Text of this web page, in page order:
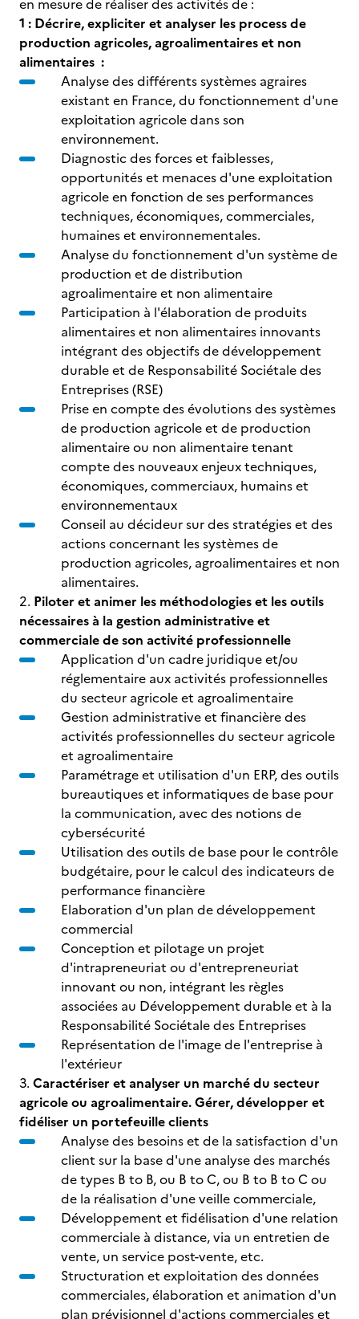
en mesure de réaliser des activités de :
1 : Décrire, expliciter et analyser les process de
production agricoles, agroalimentaires et non
alimentaires :
Analyse des différents systèmes agraires
existant en France, du fonctionnement d'une
exploitation agricole dans son
environnement.
Diagnostic des forces et faiblesses,
opportunités et menaces d'une exploitation
agricole en fonction de ses performances
techniques, économiques, commerciales,
humaines et environnementales.
Analyse du fonctionnement d'un système de
production et de distribution
agroalimentaire et non alimentaire
Participation à l'élaboration de produits
alimentaires et non alimentaires innovants
intégrant des objectifs de développement
durable et de Responsabilité Sociétale des
Entreprises (RSE)
Prise en compte des évolutions des systèmes
de production agricole et de production
alimentaire ou non alimentaire tenant
compte des nouveaux enjeux techniques,
économiques, commerciaux, humains et
environnementaux
Conseil au décideur sur des stratégies et des
actions concernant les systèmes de
production agricoles, agroalimentaires et non
alimentaires.
2. Piloter et animer les méthodologies et les outils
nécessaires à la gestion administrative et
commerciale de son activité professionnelle
Application d'un cadre juridique et/ou
réglementaire aux activités professionnelles
du secteur agricole et agroalimentaire
Gestion administrative et financière des
activités professionnelles du secteur agricole
et agroalimentaire
Paramétrage et utilisation d'un ERP, des outils
bureautiques et informatiques de base pour
la communication, avec des notions de
cybersécurité
Utilisation des outils de base pour le contrôle
budgétaire, pour le calcul des indicateurs de
performance financière
Elaboration d'un plan de développement
commercial
Conception et pilotage un projet
d'intrapreneuriat ou d'entrepreneuriat
innovant ou non, intégrant les règles
associées au Développement durable et à la
Responsabilité Sociétale des Entreprises
Représentation de l'image de l'entreprise à
l'extérieur
3. Caractériser et analyser un marché du secteur
agricole ou agroalimentaire. Gérer, développer et
fidéliser un portefeuille clients
Analyse des besoins et de la satisfaction d'un
client sur la base d'une analyse des marchés
de types B to B, ou B to C, ou B to B to C ou
de la réalisation d'une veille commerciale,
Développement et fidélisation d'une relation
commerciale à distance, via un entretien de
vente, un service post-vente, etc.
Structuration et exploitation des données
commerciales, élaboration et animation d'un
plan prévisionnel d'actions commerciales et